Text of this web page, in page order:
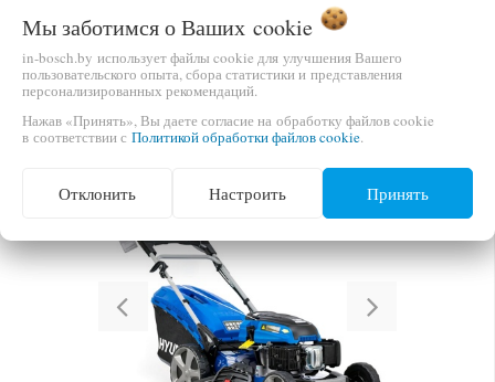
ГАЗОНОКОСИЛКА БЕНЗИНОВАЯ HYUNDAI
L5144S (4.5 Л.С., ШИР. 51 СМ, ТРАВ-К. 70 Л,
САМОХОДНАЯ С РЕГ. СКОРОСТИ ДВИЖЕНИЯ)
1 300,00 руб.
Previous
Мы заботимся о Ваших cookie
in-bosch.by использует файлы cookie для улучшения Вашего
пользовательского опыта, сбора статистики и представления
персонализированных рекомендаций.
Нажав «Принять», Вы даете согласие на обработку файлов cookie
в соответствии с Политикой обработки файлов cookie.
Отклонить Настроить Принять